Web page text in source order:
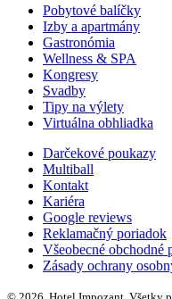
Pobytové balíčky
Izby a apartmány
Gastronómia
Wellness & SPA
Kongresy
Svadby
Tipy na výlety
Virtuálna obhliadka
Darčekové poukazy
Multiball
Kontakt
Kariéra
Google reviews
Reklamačný poriadok
Všeobecné obchodné
Zásady ochrany